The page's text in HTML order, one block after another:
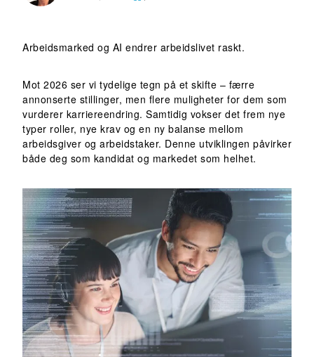
Arbeidsmarked og AI endrer arbeidslivet raskt.
Mot 2026 ser vi tydelige tegn på et skifte – færre
annonserte stillinger, men flere muligheter for dem som
vurderer karriereendring. Samtidig vokser det frem nye
typer roller, nye krav og en ny balanse mellom
arbeidsgiver og arbeidstaker. Denne utviklingen påvirker
både deg som kandidat og markedet som helhet.